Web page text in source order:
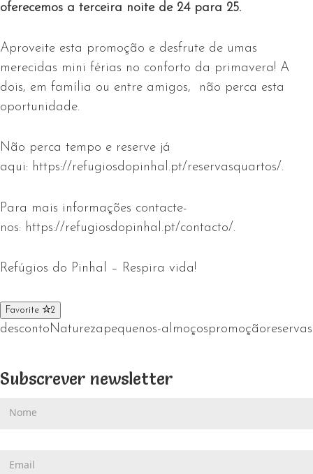
oferecemos a terceira noite de 24 para 25.
Aproveite esta promoção e desfrute de umas
merecidas mini férias no conforto da primavera! A
dois, em família ou entre amigos, não perca esta
oportunidade.
Não perca tempo e reserve já
aqui: https://refugiosdopinhal.pt/reservasquartos/.
Para mais informações contacte-
nos: https://refugiosdopinhal.pt/contacto/.
Refúgios do Pinhal – Respira vida!
Favorite 2
desconto Natureza pequenos-almoçospromoçãoreservas
Subscrever newsletter